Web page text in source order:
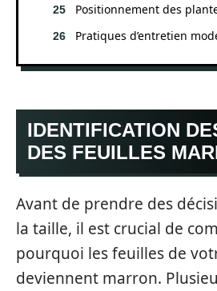
Positionnement des
Pratiques d’entretien
IDENTIFICATION
DES FEUILLES
Avant de prendre des
la taille, il est crucial de
pourquoi les feuilles de
deviennent marron.